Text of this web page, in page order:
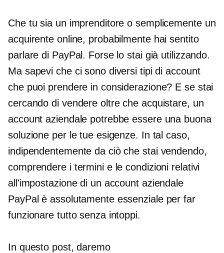
Che tu sia un imprenditore o semplicemente un
acquirente online, probabilmente hai sentito
parlare di PayPal. Forse lo stai già utilizzando.
Ma sapevi che ci sono diversi tipi di account
che puoi prendere in considerazione? E se stai
cercando di vendere oltre che acquistare, un
account aziendale potrebbe essere una buona
soluzione per le tue esigenze. In tal caso,
indipendentemente da ciò che stai vendendo,
comprendere i termini e le condizioni relativi
all'impostazione di un account aziendale
PayPal è assolutamente essenziale per far
funzionare tutto senza intoppi.
In questo post, daremo